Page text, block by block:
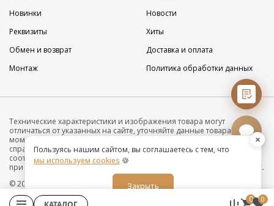
Новинки
Новости
Реквизиты
Хиты
Обмен и возврат
Доставка и оплата
Монтаж
Политика обработки данных
Технические характеристики и изображения товара могут
отличаться от указанных на сайте, уточняйте данные товара на
момент покупки и оплаты. Вся информация на сайте о товарах носит
справочный характер и не является публичной офертой в
соответствии с пунктом 2 статьи 437 ГК РФ. Убедительно просим Вас
при покупке проверять наличие желаемых функций и характеристик.
© 2019-2026 Интернет-магазин дизайнерских светильников O•Luce
0 0
Пользуясь нашим сайтом, вы соглашаетесь с тем, что
мы используем cookies 🍪
Закрыть
×